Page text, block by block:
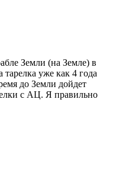
Земли (на Земле) в
уже как 4 года
до Земли дойдет
с АЦ. Я правильно